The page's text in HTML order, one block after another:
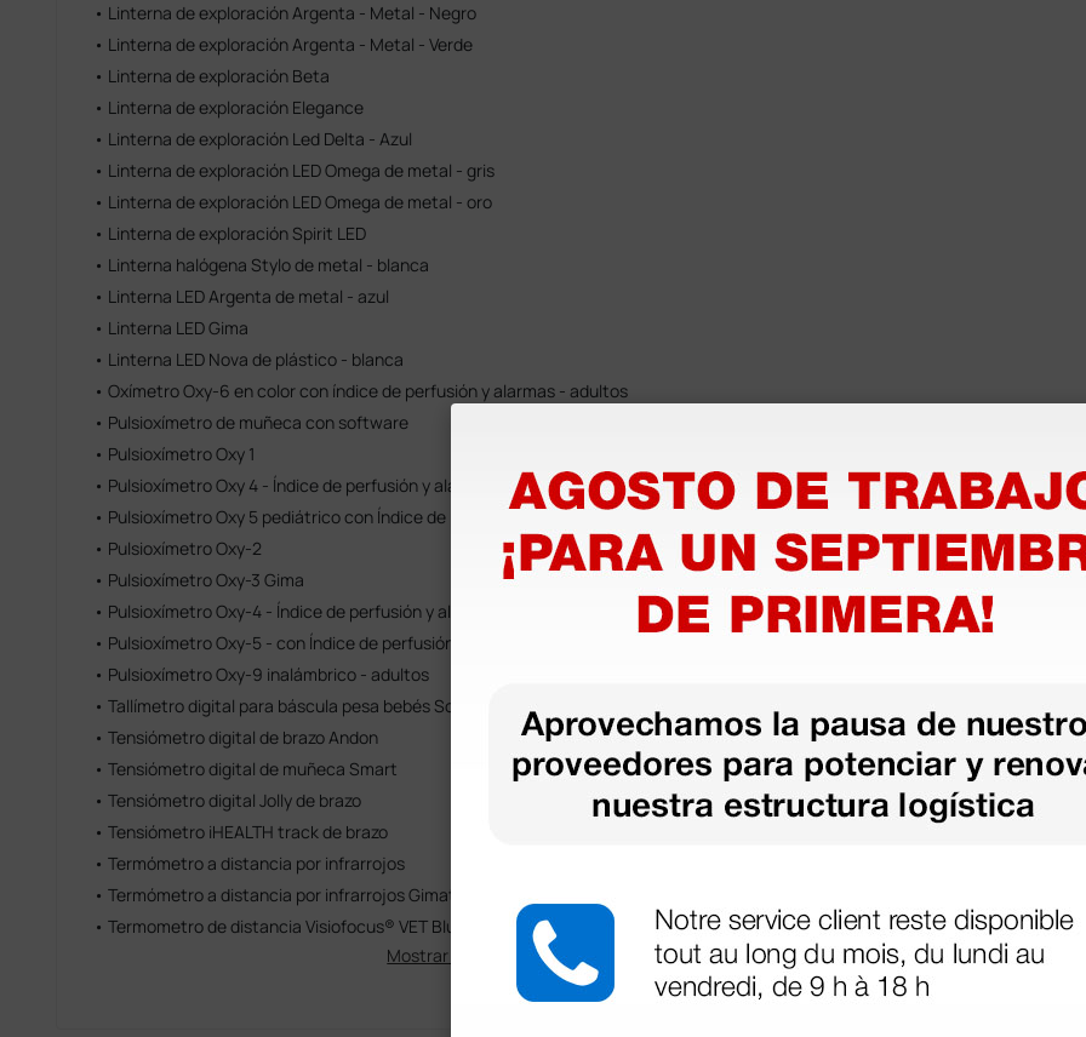
• Linterna de exploración Argenta - Metal - Negro
• Linterna de exploración Argenta - Metal - Verde
• Linterna de exploración Beta
• Linterna de exploración Elegance
• Linterna de exploración Led Delta - Azul
• Linterna de exploración LED Omega de metal - gris
• Linterna de exploración LED Omega de metal - oro
• Linterna de exploración Spirit LED
• Linterna halógena Stylo de metal - blanca
• Linterna LED Argenta de metal - azul
• Linterna LED Gima
• Linterna LED Nova de plástico - blanca
• Oxímetro Oxy-6 en color con índice de perfusión y alarmas - adultos
• Pulsioxímetro de muñeca con software
• Pulsioxímetro Oxy 1
• Pulsioxímetro Oxy 4 - Índice de perfusión y alarmas - Azul oscuro
• Pulsioxímetro Oxy 5 pediátrico con Índice de perfusión y alarmas
• Pulsioxímetro Oxy-2
• Pulsioxímetro Oxy-3 Gima
• Pulsioxímetro Oxy-4 - Índice de perfusión y alarmas - Naranja
• Pulsioxímetro Oxy-5 - con Índice de perfusión y alarmas
• Pulsioxímetro Oxy-9 inalámbrico - adultos
• Tallímetro digital para báscula pesa bebés Soehnle
• Tensiómetro digital de brazo Andon
• Tensiómetro digital de muñeca Smart
• Tensiómetro digital Jolly de brazo
• Tensiómetro iHEALTH track de brazo
• Termómetro a distancia por infrarrojos
• Termómetro a distancia por infrarrojos Gimatemp
• Termometro de distancia Visiofocus® VET Bluetooth
Mostrar más